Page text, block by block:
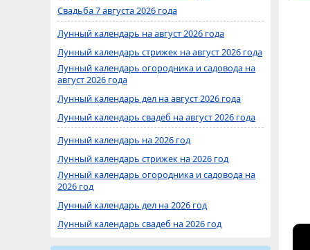
Свадьба 7 августа 2026 года
Лунный календарь на август 2026 года
Лунный календарь стрижек на август 2026 года
Лунный календарь огородника и садовода на
август 2026 года
Лунный календарь дел на август 2026 года
Лунный календарь свадеб на август 2026 года
Лунный календарь на 2026 год
Лунный календарь стрижек на 2026 год
Лунный календарь огородника и садовода на
2026 год
Лунный календарь дел на 2026 год
Лунный календарь свадеб на 2026 год